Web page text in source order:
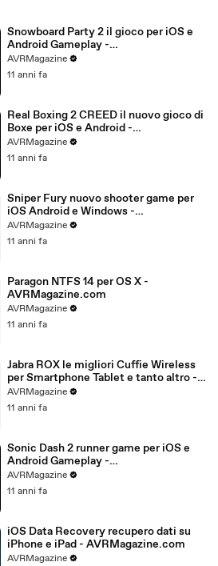
Snowboard Party 2 il gioco per iOS e
Android Gameplay -
AVRMagazine.com (720p)
AVRMagazine
11 anni fa
Real Boxing 2 CREED il nuovo gioco di
Boxe per iOS e Android -
AVRMagazine.com
AVRMagazine
11 anni fa
Sniper Fury nuovo shooter game per
iOS Android e Windows -
AVRMagazine.com
AVRMagazine
11 anni fa
Paragon NTFS 14 per OS X -
AVRMagazine.com
AVRMagazine
11 anni fa
Jabra ROX le migliori Cuffie Wireless
per Smartphone Tablet e tanto altro -
AVRMagazine.com (720p)
AVRMagazine
11 anni fa
Sonic Dash 2 runner game per iOS e
Android Gameplay -
AVRMagazine.com
AVRMagazine
11 anni fa
iOS Data Recovery recupero dati su
iPhone e iPad - AVRMagazine.com
AVRMagazine